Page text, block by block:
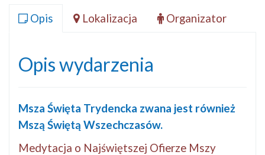
Opis Lokalizacja Organizator
Opis wydarzenia
Msza Święta Trydencka zwana jest również
Mszą Świętą Wszechczasów.
Medytacja o Najświętszej Ofierze Mszy